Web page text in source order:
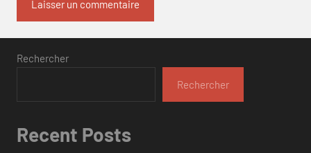
Rechercher
Rechercher
Recent Posts